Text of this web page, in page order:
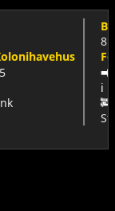
8. Aug
➡️
ℹ️
🚒